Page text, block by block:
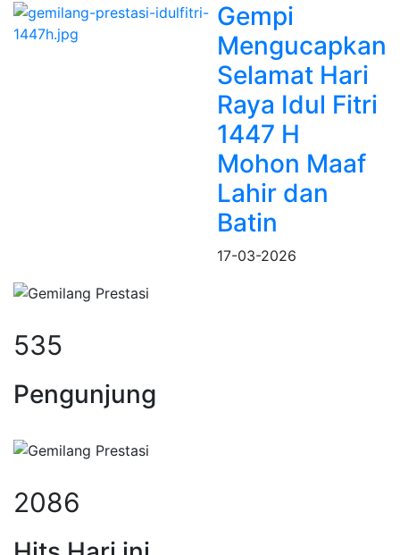
Gempi
Mengucapkan
Selamat Hari
Raya Idul Fitri
1447 H
Mohon Maaf
Lahir dan
Batin
17-03-2026
535
Pengunjung
2086